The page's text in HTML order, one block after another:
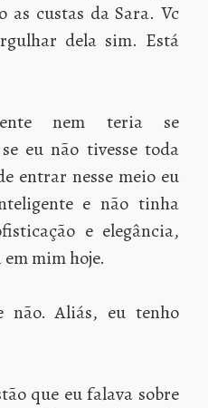
as custas da Sara. Vc
dela sim. Está
nem teria se
eu não tivesse toda
entrar nesse meio eu
e não tinha
e elegância,
mim hoje.
não. Aliás, eu tenho
que eu falava sobre